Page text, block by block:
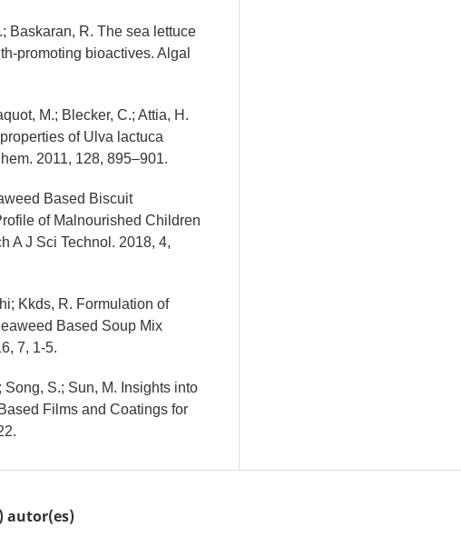
Baskaran, R. The sea lettuce
promoting bioactives. Algal
M.; Blecker, C.; Attia, H.
of Ulva lactuca
2011, 128, 895–901.
Based Biscuit
of Malnourished Children
A J Sci Technol. 2018, 4,
Kkds, R. Formulation of
Based Soup Mix
7, 1-5.
Song, S.; Sun, M. Insights into
Films and Coatings for
autor(es)